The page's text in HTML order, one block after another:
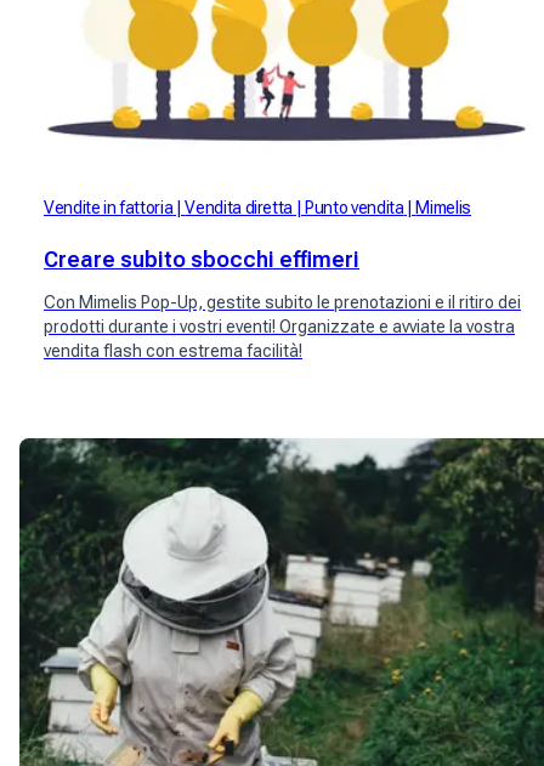
Vendite in fattoria Vendita diretta Punto vendita Mimelis
Creare subito sbocchi effimeri
Con Mimelis Pop-Up, gestite subito le prenotazioni e il ritiro dei
prodotti durante i vostri eventi! Organizzate e avviate la vostra
vendita flash con estrema facilità!